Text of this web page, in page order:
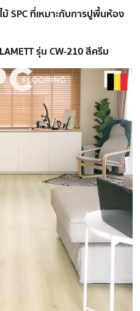
SPC ที่เหมาะกับการปูพื้นห้อง
รุ่น CW-210 สีครีม